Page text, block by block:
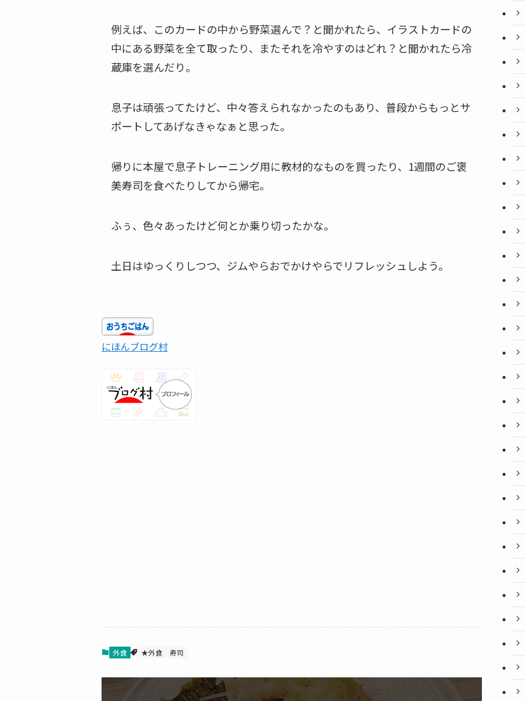
例えば、このカードの中から野菜選んで？と聞かれたら、イラストカードの
中にある野菜を全て取ったり、またそれを冷やすのはどれ？と聞かれたら冷
蔵庫を選んだり。
息子は頑張ってたけど、中々答えられなかったのもあり、普段からもっとサ
ポートしてあげなきゃなぁと思った。
帰りに本屋で息子トレーニング用に教材的なものを買ったり、1週間のご褒
美寿司を食べたりしてから帰宅。
ふぅ、色々あったけど何とか乗り切ったかな。
土日はゆっくりしつつ、ジムやらおでかけやらでリフレッシュしよう。
にほんブログ村
外食 ★外食 寿司